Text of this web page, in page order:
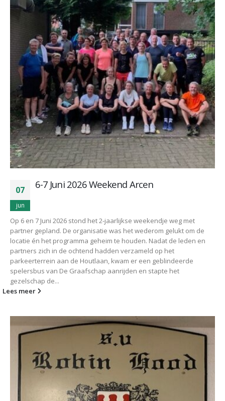
07
jun
6-7 Juni 2026 Weekend Arcen
Op 6 en 7 Juni 2026 stond het 2-jaarlijkse weekendje weg met
partner gepland. De organisatie was het wederom gelukt om de
locatie én het programma geheim te houden. Nadat de leden en
partners zich in de ochtend hadden verzameld op het
parkeerterrein aan de Houtlaan, kwam er een geblindeerde
spelersbus van De Graafschap aanrijden en stapte het
gezelschap de...
Lees meer